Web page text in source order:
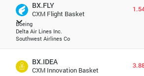
BX.FLY
CXM Flight Basket
Boeing
Delta Air Lines Inc.
Southwest Airlines Co
BX.IDEA
CXM Innovation Basket